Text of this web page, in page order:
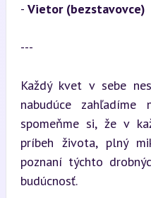
- Vietor (bezstavovce)
---
Každý kvet v sebe
nabudúce
spomeňme si, že v
príbeh života, plný
poznaní týchto
budúcnosť.